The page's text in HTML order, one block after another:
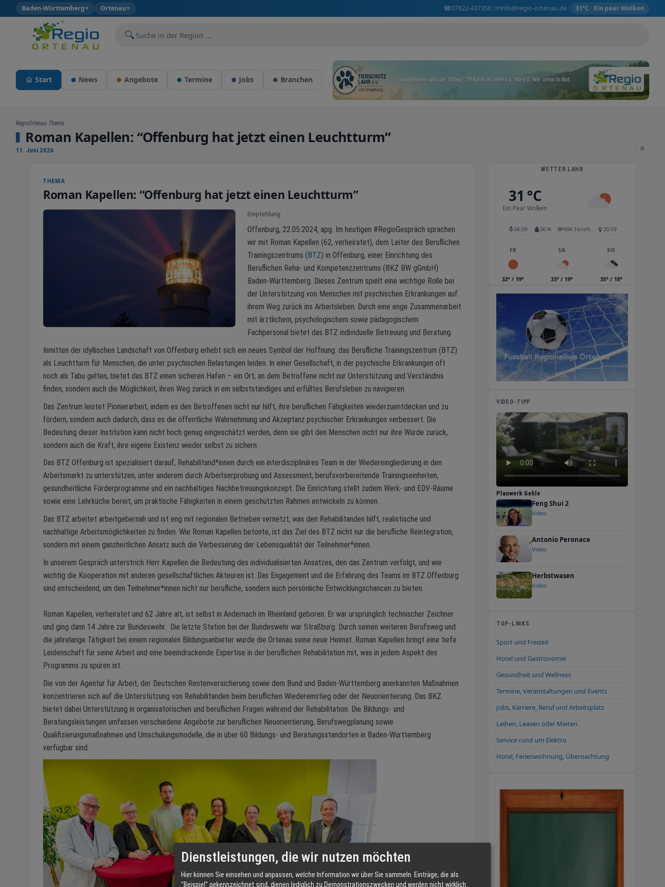
Baden-Württemberg▼ Ortenau▼ ☎07822-437350| ✉info@regio-ortenau.de| 31°C · Ein paar Wolken
🔍
Start News Angebote Termine Jobs Branchen
RegioOrtenau Thema
Roman Kapellen: “Offenburg hat jetzt einen Leuchtturm”
11. Juni 2026 ×
THEMA
Roman Kapellen: “Offenburg hat jetzt einen Leuchtturm”
Empfehlung
Offenburg, 22.05.2024, apg. Im heutigen #RegioGespräch sprachen
wir mit Roman Kapellen (62, verheiratet), dem Leiter des Beruflichen
Trainingszentrums (BTZ) in Offenburg, einer Einrichtung des
Beruflichen Reha- und Kompetenzzentrums (BKZ BW gGmbH)
Baden-Württemberg. Dieses Zentrum spielt eine wichtige Rolle bei
der Unterstützung von Menschen mit psychischen Erkrankungen auf
ihrem Weg zurück ins Arbeitsleben. Durch eine enge Zusammenarbeit
mit ärztlichem, psychologischem sowie pädagogischem
Fachpersonal bietet das BTZ individuelle Betreuung und Beratung.
Inmitten der idyllischen Landschaft von Offenburg erhebt sich ein neues Symbol der Hoffnung: das Berufliche Trainingszentrum (BTZ)
als Leuchtturm für Menschen, die unter psychischen Belastungen leiden. In einer Gesellschaft, in der psychische Erkrankungen oft
noch als Tabu gelten, bietet das BTZ einen sicheren Hafen – ein Ort, an dem Betroffene nicht nur Unterstützung und Verständnis
finden, sondern auch die Möglichkeit, ihren Weg zurück in ein selbstständiges und erfülltes Berufsleben zu navigieren.
Das Zentrum leistet Pionierarbeit, indem es den Betroffenen nicht nur hilft, ihre beruflichen Fähigkeiten wiederzuentdecken und zu
fördern, sondern auch dadurch, dass es die öffentliche Wahrnehmung und Akzeptanz psychischer Erkrankungen verbessert. Die
Bedeutung dieser Institution kann nicht hoch genug eingeschätzt werden, denn sie gibt den Menschen nicht nur ihre Würde zurück,
sondern auch die Kraft, ihre eigene Existenz wieder selbst zu sichern.
Das BTZ Offenburg ist spezialisiert darauf, Rehabilitand*innen durch ein interdisziplinäres Team in der Wiedereingliederung in den
Arbeitsmarkt zu unterstützen, unter anderem durch Arbeitserprobung und Assessment, berufsvorbereitende Trainingseinheiten,
gesundheitliche Förderprogramme und ein nachhaltiges Nachbetreuungskonzept. Die Einrichtung stellt zudem Werk- und EDV-Räume
sowie eine Lehrküche bereit, um praktische Fähigkeiten in einem geschützten Rahmen entwickeln zu können.
Das BTZ arbeitet arbeitgebernah und ist eng mit regionalen Betrieben vernetzt, was den Rehabilitanden hilft, realistische und
nachhaltige Arbeitsmöglichkeiten zu finden. Wie Roman Kapellen betonte, ist das Ziel des BTZ nicht nur die berufliche Reintegration,
sondern mit einem ganzheitlichen Ansatz auch die Verbesserung der Lebensqualität der Teilnehmer*innen.
In unserem Gespräch unterstrich Herr Kapellen die Bedeutung des individualisierten Ansatzes, den das Zentrum verfolgt, und wie
wichtig die Kooperation mit anderen gesellschaftlichen Akteuren ist. Das Engagement und die Erfahrung des Teams im BTZ Offenburg
sind entscheidend, um den Teilnehmer*innen nicht nur berufliche, sondern auch persönliche Entwicklungschancen zu bieten.
Roman Kapellen, verheiratet und 62 Jahre alt, ist selbst in Andernach im Rheinland geboren. Er war ursprünglich technischer Zeichner
und ging dann 14 Jahre zur Bundeswehr. Die letzte Station bei der Bundeswehr war Straßburg. Durch seinen weiteren Berufsweg und
die jahrelange Tätigkeit bei einem regionalen Bildungsanbieter wurde die Ortenau seine neue Heimat. Roman Kapellen bringt eine tiefe
Leidenschaft für seine Arbeit und eine beeindruckende Expertise in der beruflichen Rehabilitation mit, was in jedem Aspekt des
Programms zu spüren ist.
Die von der Agentur für Arbeit, der Deutschen Rentenversicherung sowie dem Bund und Baden-Württemberg anerkannten Maßnahmen
konzentrieren sich auf die Unterstützung von Rehabilitanden beim beruflichen Wiedereinstieg oder der Neuorientierung. Das BKZ
bietet dabei Unterstützung in organisatorischen und beruflichen Fragen während der Rehabilitation. Die Bildungs- und
Beratungsleistungen umfassen verschiedene Angebote zur beruflichen Neuorientierung, Berufswegplanung sowie
Qualifizierungsmaßnahmen und Umschulungsmodelle, die in über 60 Bildungs- und Beratungsstandorten in Baden-Württemberg
verfügbar sind.
WETTER LAHR
31 °C
Ein Paar Wolken
06:09 36 % NW 3 km/h 20:59
FR
32° / 19°
SA
33° / 19°
SO
35° / 18°
VIDEO-TIPP
Planwerk Gehle
Feng Shui 2
Video
Antonio Peronace
Video
Herbstwasen
Video
TOP-LINKS
Sport und Freizeit
Hotel und Gastronomie
Gesundheit und Wellness
Termine, Veranstaltungen und Events
Jobs, Karriere, Beruf und Arbeitsplatz
Leihen, Leasen oder Mieten
Service rund um Elektro
Hotel, Ferienwohnung, Übernachtung
Dienstleistungen, die wir nutzen möchten
Hier können Sie einsehen und anpassen, welche Information wir über Sie sammeln. Einträge, die als
"Beispiel" gekennzeichnet sind, dienen lediglich zu Demonstrationszwecken und werden nicht wirklich